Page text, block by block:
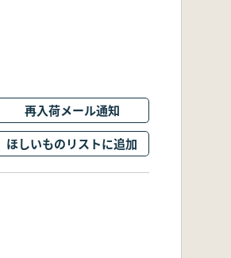
再入荷メール通知
ほしいものリストに追加